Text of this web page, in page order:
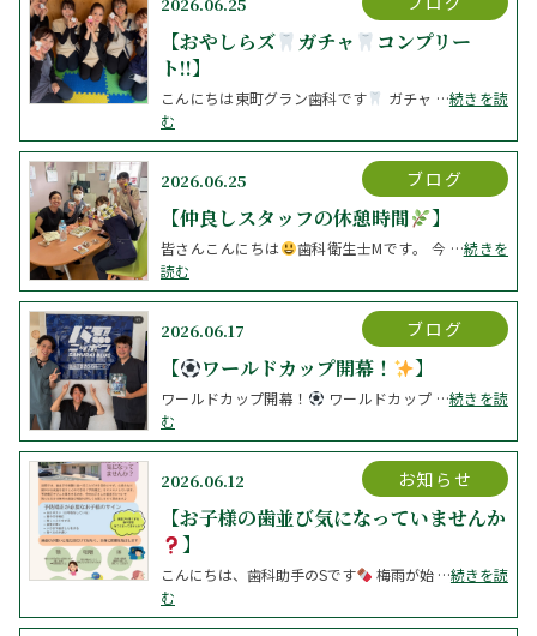
【おやしらズ ガチャ
コンプリー
ト!!】
こんにちは東町グラン歯科です ⁡ガチャ …続きを読
む
2026.06.25
【仲良しスタッフの休憩時間 】
皆さんこんにちは 歯科衛生士Mです。 今 …続きを
読む
ブログ
2026.06.17
【 ワールドカップ開幕！ 】
ワールドカップ開幕！ ワールドカップ …続きを読
む
ブログ
2026.06.12
【お子様の歯並び気になっていませんか
️
こんにちは、歯科助手のSです 梅雨が始 …続きを読
む
お知らせ